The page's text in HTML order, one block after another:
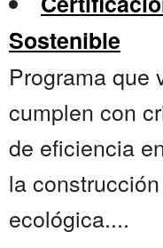
Sostenible
Programa que
cumplen con
de eficiencia
la
ecológica....